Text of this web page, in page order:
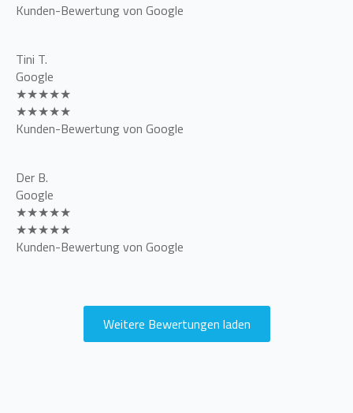
Kunden-Bewertung von Google
Tini T.
Google
★★★★★
★★★★★
Kunden-Bewertung von Google
Der B.
Google
★★★★★
★★★★★
Kunden-Bewertung von Google
Weitere Bewertungen laden